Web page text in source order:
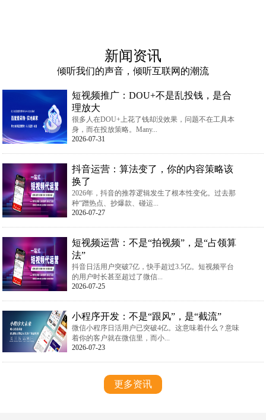
新闻资讯
倾听我们的声音，倾听互联网的潮流
短视频推广：DOU+不是乱投钱，是合
理放大
很多人在DOU+上花了钱却没效果，问题不在工具本
身，而在投放策略。Many...
2026-07-31
抖音运营：算法变了，你的内容策略该
换了
2026年，抖音的推荐逻辑发生了根本性变化。过去那
种“蹭热点、抄爆款、碰运...
2026-07-27
短视频运营：不是“拍视频”，是“占领算
法”
抖音日活用户突破7亿，快手超过3.5亿。短视频平台
的用户时长甚至超过了微信...
2026-07-25
小程序开发：不是“跟风”，是“截流”
微信小程序日活用户已突破4亿。这意味着什么？意味
着你的客户就在微信里，而小...
2026-07-23
更多资讯